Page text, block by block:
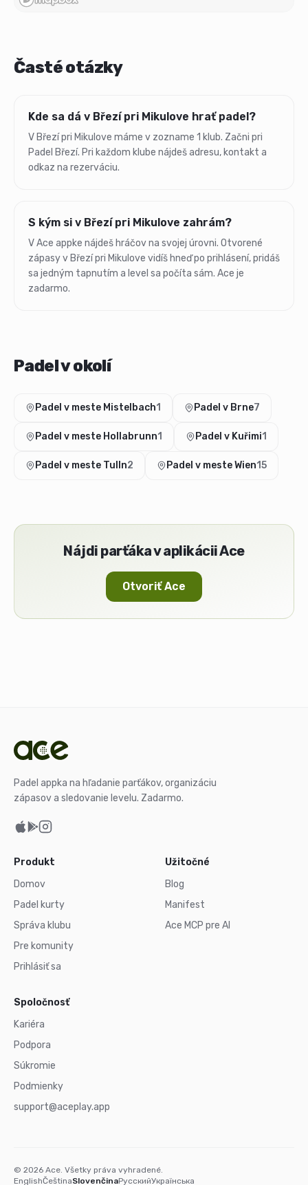
Časté otázky
Kde sa dá v Březí pri Mikulove hrať padel?
V Březí pri Mikulove máme v zozname 1 klub. Začni pri
Padel Březí. Pri každom klube nájdeš adresu, kontakt a
odkaz na rezerváciu.
S kým si v Březí pri Mikulove zahrám?
V Ace appke nájdeš hráčov na svojej úrovni. Otvorené
zápasy v Březí pri Mikulove vidíš hneď po prihlásení, pridáš
sa jedným tapnutím a level sa počíta sám. Ace je
zadarmo.
Padel v okolí
Padel v meste Mistelbach1 Padel v Brne7
Padel v meste Hollabrunn1 Padel v Kuřimi1
Padel v meste Tulln2 Padel v meste Wien15
Nájdi parťáka v aplikácii Ace
Otvoriť Ace
Padel appka na hľadanie parťákov, organizáciu
zápasov a sledovanie levelu. Zadarmo.
Produkt
Domov
Padel kurty
Správa klubu
Pre komunity
Prihlásiť sa
Užitočné
Blog
Manifest
Ace MCP pre AI
Spoločnosť
Kariéra
Podpora
Súkromie
Podmienky
support@aceplay.app
© 2026 Ace. Všetky práva vyhradené.
EnglishČeštinaSlovenčinaРусскийУкраїнська